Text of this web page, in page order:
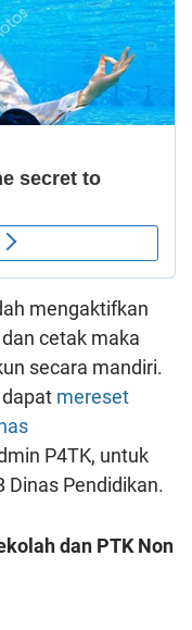
mengaktifkan
cetak maka
secara mandiri.
mereset
P4TK, untuk
Dinas Pendidikan.
dan PTK Non